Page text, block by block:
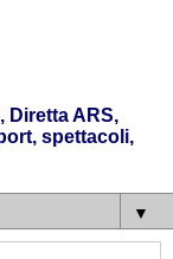
Diretta ARS,
spettacoli,
▼